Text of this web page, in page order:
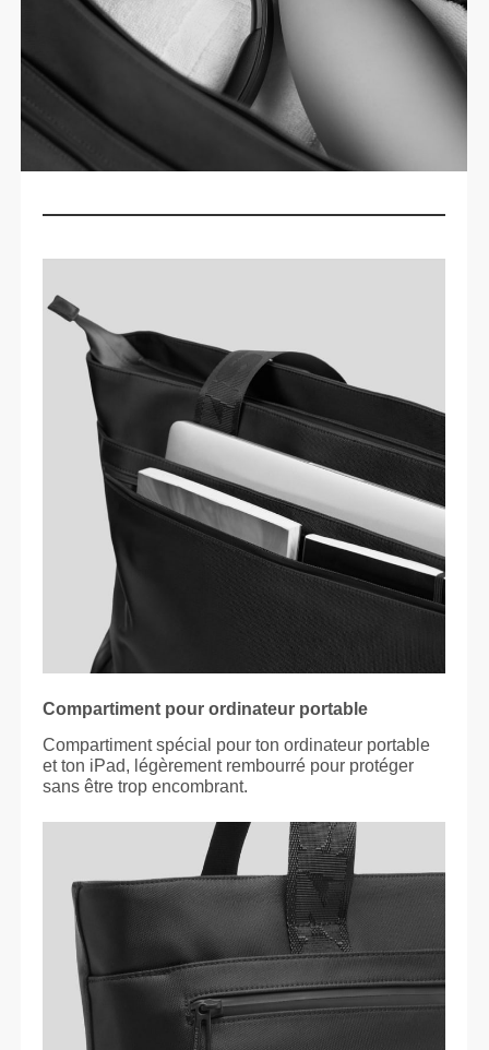
Compartiment pour ordinateur portable
Compartiment spécial pour ton ordinateur portable
et ton iPad, légèrement rembourré pour protéger
sans être trop encombrant.